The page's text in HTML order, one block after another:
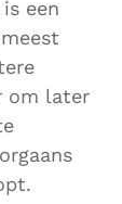
een
om later